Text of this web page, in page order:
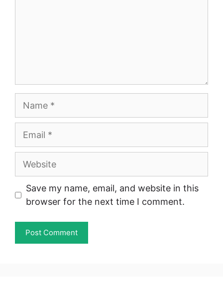
Name
Email
Website
Save my name, email, and website in this
browser for the next time I comment.